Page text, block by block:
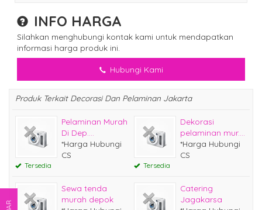
INFO HARGA
Silahkan menghubungi kontak kami untuk mendapatkan
informasi harga produk ini.
Hubungi Kami
Produk Terkait Decorasi Dan Pelaminan Jakarta
Pelaminan Murah
Di Dep....
*Harga Hubungi
CS
Tersedia
Dekorasi
pelaminan mur....
*Harga Hubungi
CS
Tersedia
Sewa tenda
murah depok
Catering
Jagakarsa